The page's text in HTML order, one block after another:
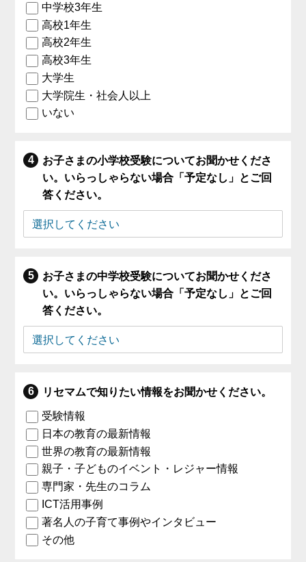
中学校3年生
高校1年生
高校2年生
高校3年生
大学生
大学院生・社会人以上
いない
お子さまの小学校受験についてお聞かせくださ
い。いらっしゃらない場合「予定なし」とご回
答ください。
お子さまの中学校受験についてお聞かせくださ
い。いらっしゃらない場合「予定なし」とご回
答ください。
リセマムで知りたい情報をお聞かせください。
受験情報
日本の教育の最新情報
世界の教育の最新情報
親子・子どものイベント・レジャー情報
専門家・先生のコラム
ICT活用事例
著名人の子育て事例やインタビュー
その他